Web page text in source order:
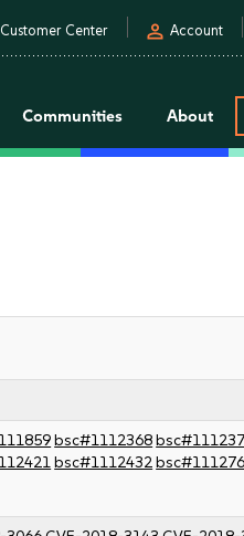
Customer Center person Account
Communities About
bsc#1112368
bsc#1112432